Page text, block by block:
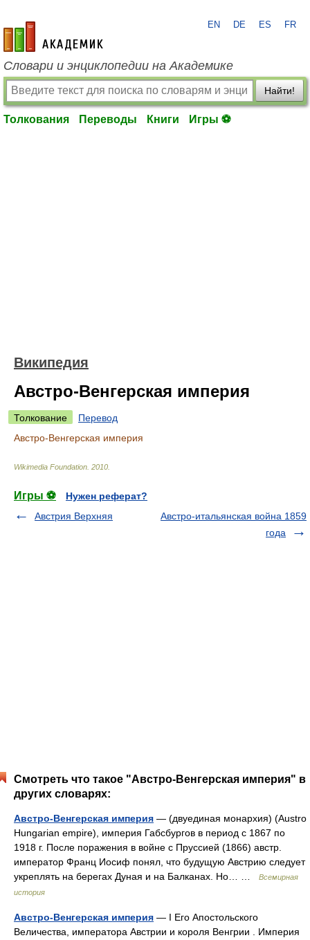
academic.ru
EN DE ES FR
Словари и энциклопедии на Академике
Найти!
Толкования Переводы Книги Игры ⚽
Википедия
Австро-Венгерская империя
Толкование
Перевод
Австро-Венгерская империя
Wikimedia Foundation 2010
Игры ⚽
Нужен реферат?
Австрия Верхняя
Австро-итальянская война 1859
года
Смотреть что такое "Австро-Венгерская империя" в
других словарях:
Австро-Венгерская империя — (двуединая монархия) (Austro
Hungarian empire), империя Габсбургов в период с 1867 по
1918 г. После поражения в войне с Пруссией (1866) австр.
император Франц Иосиф понял, что будущую Австрию следует
укреплять на берегах Дуная и на Балканах. Но… …
Всемирная
история
Австро-Венгерская империя — I Его Апостольского
Величества, императора Австрии и короля Венгрии . Империя